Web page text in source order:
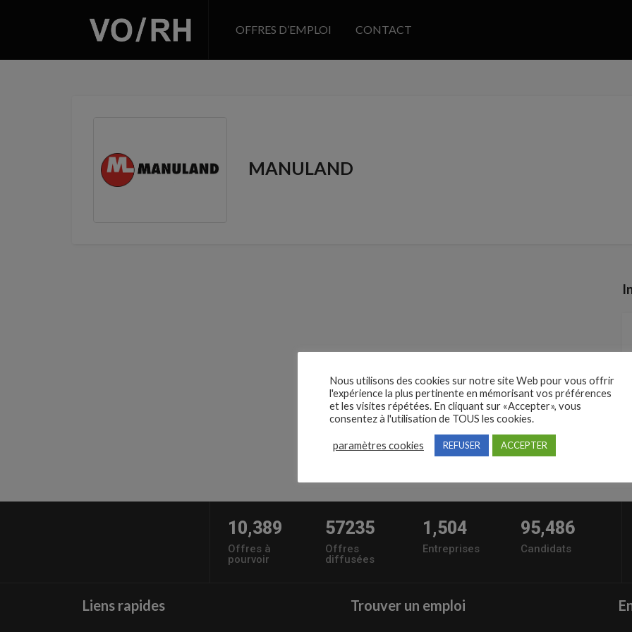
OFFRES D’EMPLOI CONTACT
MANULAND
10,389
Offres à
pourvoir
57235
Offres
diffusées
1,504
Entreprises
95,486
Candidats
Liens rapides Trouver un emploi
Nous utilisons des cookies sur notre site Web pour vous offrir
l'expérience la plus pertinente en mémorisant vos préférences
et les visites répétées. En cliquant sur «Accepter», vous
consentez à l'utilisation de TOUS les cookies.
paramètres cookies REFUSER ACCEPTER